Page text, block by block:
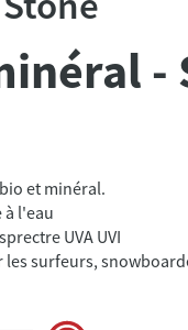
-
et minéral.
à l'eau
UVA UVI
les surfeurs,